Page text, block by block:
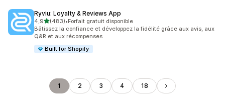
Ryviu: Loyalty & Reviews App
4,9étoile(s) sur 5
(483)
483 avis au total
•Forfait gratuit disponible
Bâtissez la confiance et développez la fidélité grâce aux avis, aux
Q&R et aux récompenses
Built for Shopify
1 2 3 4 18